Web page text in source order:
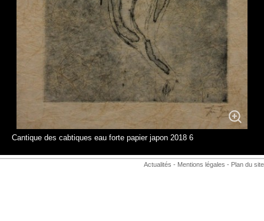
Cantique des cabtiques eau forte papier japon 2018 6
Actualités - Mentions légales - Plan du site